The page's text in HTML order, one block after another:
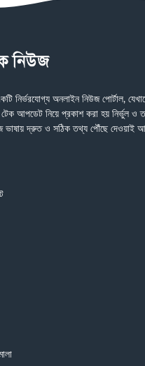
নির্ভরযোগ্য অনলাইন নিউজ পোর্টাল,
টেক আপডেট নিয়ে প্রকাশ করা হয় নির্ভুল ও
ভাষায় দ্রুত ও সঠিক তথ্য পৌঁছে দেওয়াই